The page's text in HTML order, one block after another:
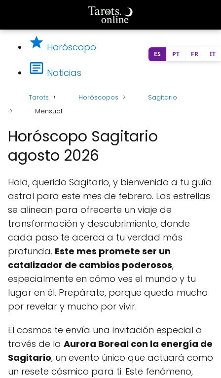
Horóscopo
Noticias
Tarots Horóscopos
Sagitario
Mensual
Horóscopo Sagitario
agosto 2026
Hola, querido Sagitario, y bienvenido a tu guía
astral para este mes de febrero. Las estrellas
se alinean para ofrecerte un viaje de
transformación y descubrimiento, donde
cada paso te acerca a tu verdad más
profunda. Este mes promete ser un
catalizador de cambios poderosos,
especialmente en cómo ves el mundo y tu
lugar en él. Prepárate, porque queda mucho
por revelar y mucho por vivir.
El cosmos te envía una invitación especial a
través de la Aurora Boreal con la energía de
Sagitario, un evento único que actuará como
un resete cósmico para ti. Este fenómeno,
ES PT FR IT